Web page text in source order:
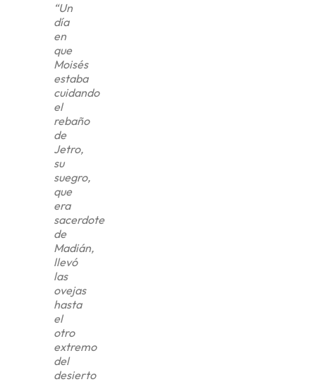
“Un
día
en
que
Moisés
estaba
cuidando
el
rebaño
de
Jetro,
su
suegro,
que
era
sacerdote
de
Madián,
llevó
las
ovejas
hasta
el
otro
extremo
del
desierto